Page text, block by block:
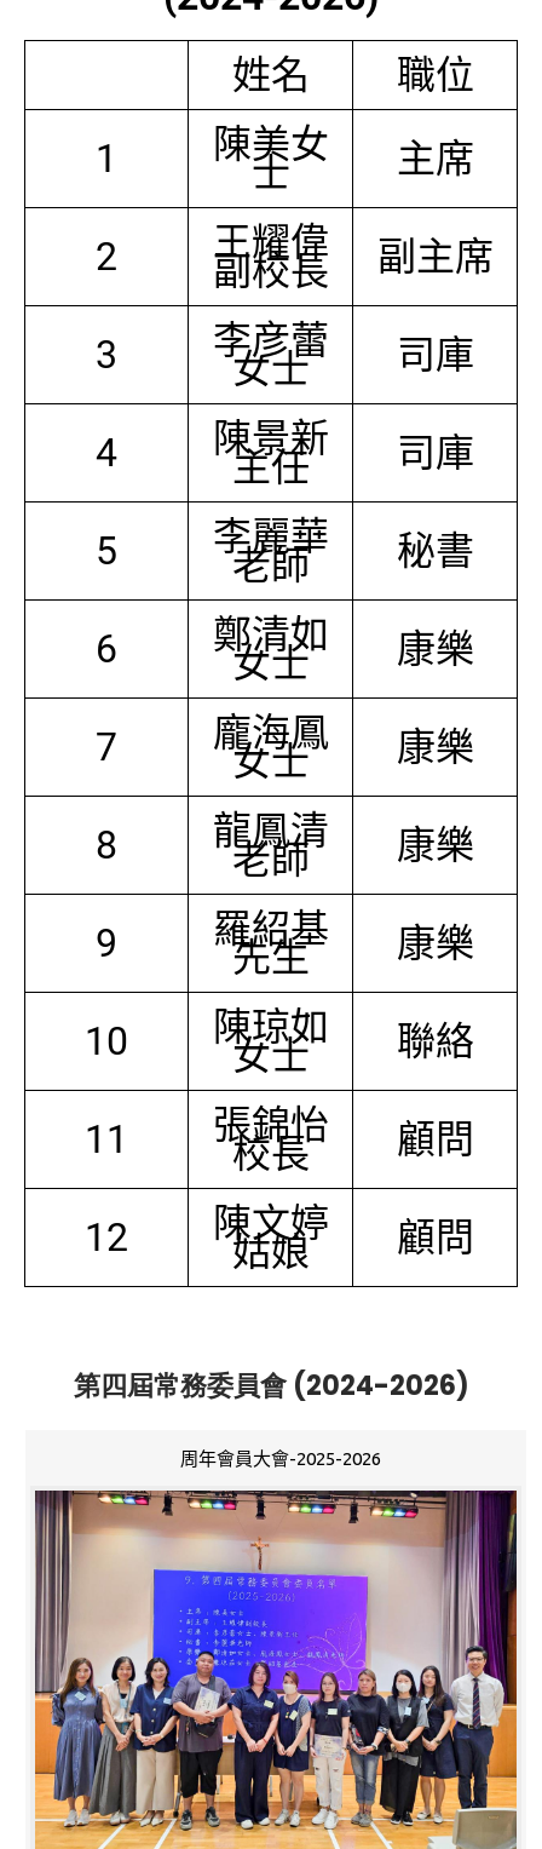
姓名
職位
1
陳美女
士 主席
2 王耀偉
副校長 副主席
3 李彦蕾
女士 司庫
4 陳景新
主任 司庫
5 李麗華
老師 秘書
6 鄭清如
女士 康樂
7 龐海鳳
女士 康樂
8 龍鳳清
老師 康樂
9 羅紹基
先生 康樂
10 陳琼如
女士 聯絡
11 張錦怡
校長 顧問
12 陳文婷
姑娘 顧問
第四屆常務委員會 (2024-2026)
周年會員大會-2025-2026